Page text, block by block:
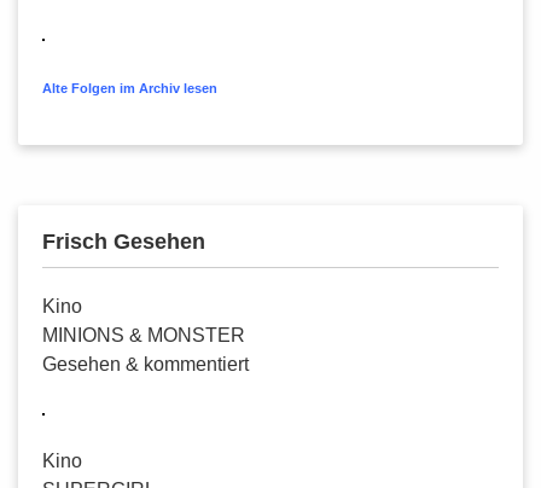
Alte Folgen im Archiv lesen
Frisch Gesehen
Kino
MINIONS & MONSTER
Gesehen & kommentiert
Kino